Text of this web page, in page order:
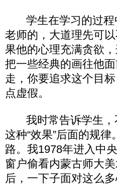
学生在学习的过程
老师的，大道理先可
果他的心理充满贪欲
把一些经典的画往他
走，你要追求这个目
点虚假。
我时常告诉学生，
这种“效果”后面的规
路。我1978年进入中
窗户偷看内蒙古师大
后，一下子面对这么